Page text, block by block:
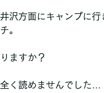
沢方面にキャンプに行
。
ますか？
く読めませんでした…